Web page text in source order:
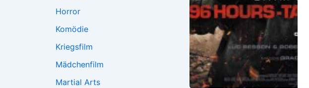
Horror
Komödie
Kriegsfilm
Mädchenfilm
Martial Arts